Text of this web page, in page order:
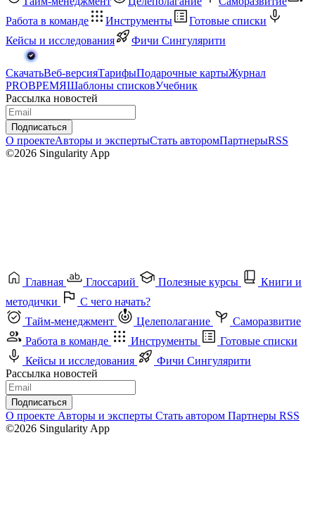
Работа в команде
Инструменты
Готовые списки
Кейсы и исследования
Фичи Сингулярити
СкачатьВеб-версияТарифыПодарочные картыЖурнал
PROВРЕМЯШаблоны списковУчебник
Рассылка новостей
Подписаться
О проектеАвторы и экспертыСтать авторомПартнерыRSS
©2026 Singularity App
Главная Глоссарий Полезные курсы
Книги и
методички
С чего начать?
Тайм-менеджмент
Целеполагание
Саморазвитие
Работа в команде
Инструменты
Готовые списки
Кейсы и исследования
Фичи Сингулярити
Рассылка новостей
Подписаться
О проекте Авторы и эксперты Стать автором Партнеры RSS
©2026 Singularity App